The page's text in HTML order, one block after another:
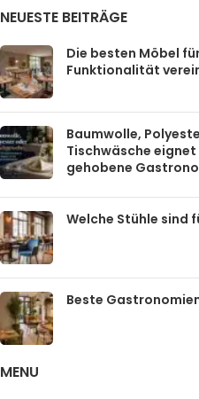
NEUESTE BEITRÄGE
Die besten Möbel
Funktionalität
Baumwolle,
Tischwäsche
gehobene
Welche Stühle sind
Beste
MENU